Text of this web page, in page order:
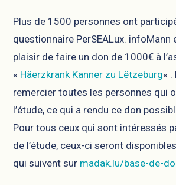
Plus de 1500 personnes ont
questionnaire PerSEALux. infoMann
plaisir de faire un don de 1000€ à
« Häerzkrank Kanner zu Lëtzeburg«
remercier toutes les personnes qui
l’étude, ce qui a rendu ce don
Pour tous ceux qui sont intéressés
de l’étude, ceux-ci seront
qui suivent sur madak.lu/base-de-